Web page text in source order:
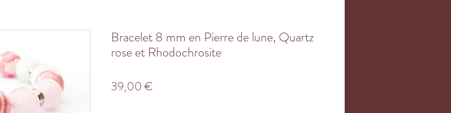
Bracelet 8 mm en Pierre de lune, Quartz
rose et Rhodochrosite
39,00 €